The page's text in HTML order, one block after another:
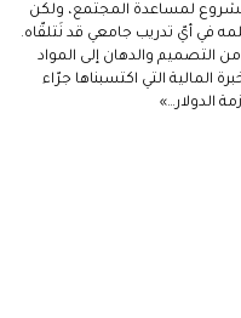
لمساعدة المجتمع، ولكن
في أيّ تدريب جامعي قد نَتلقّاه.
التصميم والدهان إلى المواد
المالية التي اكتسبناها جرّاء
الدولار…»